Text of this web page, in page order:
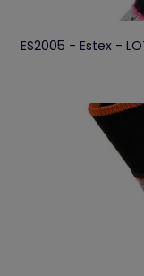
ES2005 - Estex - LOT